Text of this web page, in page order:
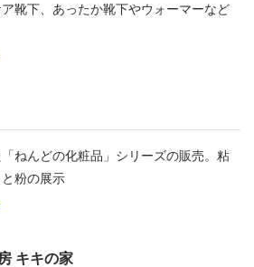
靴下、あったか靴下やウォーマーなど
ねんどの化粧品」シリーズの販売。粘
粉の展示
キキの家